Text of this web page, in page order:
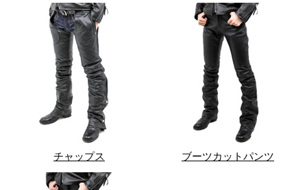
チャップス ブーツカットパンツ